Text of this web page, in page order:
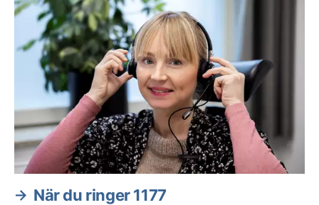
När du ringer 1177